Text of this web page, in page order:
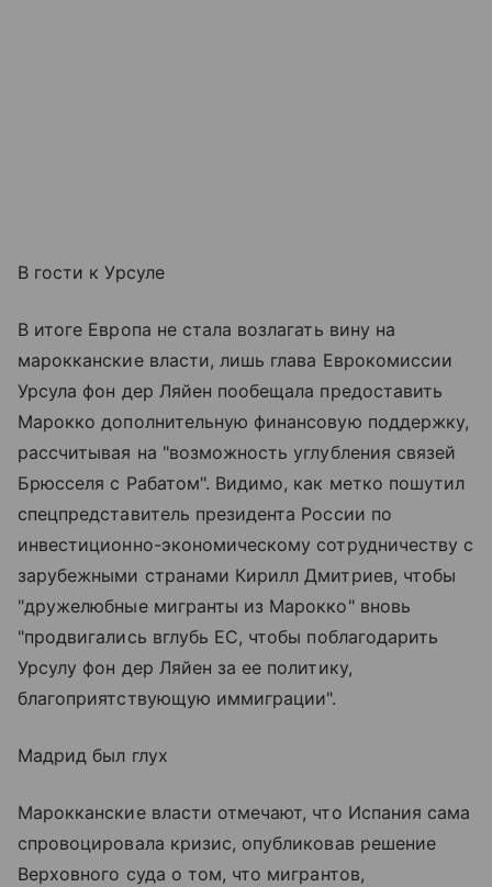
В гости к Урсуле
В итоге Европа не стала возлагать вину на
марокканские власти, лишь глава Еврокомиссии
Урсула фон дер Ляйен пообещала предоставить
Марокко дополнительную финансовую поддержку,
рассчитывая на "возможность углубления связей
Брюсселя с Рабатом". Видимо, как метко пошутил
спецпредставитель президента России по
инвестиционно-экономическому сотрудничеству с
зарубежными странами Кирилл Дмитриев, чтобы
"дружелюбные мигранты из Марокко" вновь
"продвигались вглубь ЕС, чтобы поблагодарить
Урсулу фон дер Ляйен за ее политику,
благоприятствующую иммиграции".
Мадрид был глух
Марокканские власти отмечают, что Испания сама
спровоцировала кризис, опубликовав решение
Верховного суда о том, что мигрантов,